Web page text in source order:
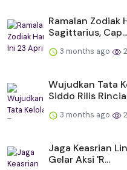
Ramalan
Sagittarius, Cap...
3 months ago
Wujudkan Tata
Siddo Rilis
3 months ago
Jaga Keasrian
Gelar Aksi 'R...